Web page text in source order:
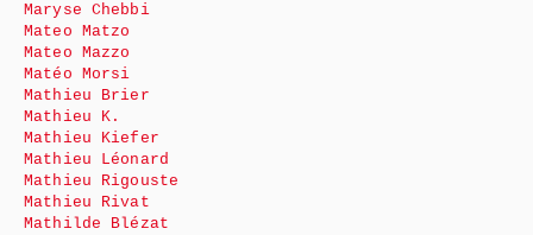
Maryse Chebbi
Mateo Matzo
Mateo Mazzo
Matéo Morsi
Mathieu Brier
Mathieu K.
Mathieu Kiefer
Mathieu Léonard
Mathieu Rigouste
Mathieu Rivat
Mathilde Blézat